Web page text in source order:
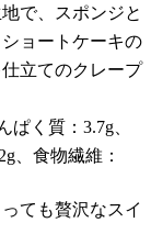
で、スポンジと
ョートケーキの
立てのクレープ
ぱく質：3.7g、
、食物繊維：
ても贅沢なスイ